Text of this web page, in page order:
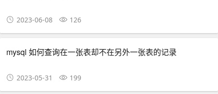
2023-06-08 126
mysql 如何查询在一张表却不在另外一张表的记录
2023-05-31 199